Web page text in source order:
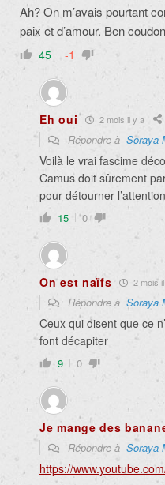
Ah? On m’avais pourtant
paix et d’amour. Ben coudon
45 -1
Eh oui 2 mois il y a
Répondre à Soraya
Voilà le vrai fascime
Camus doit sûrement
pour détourner
15 0
On est naïfs 2 mois
Répondre à Soraya
Ceux qui disent que ce
font décapiter
9 0
Je mange des
Répondre à Soraya
https://